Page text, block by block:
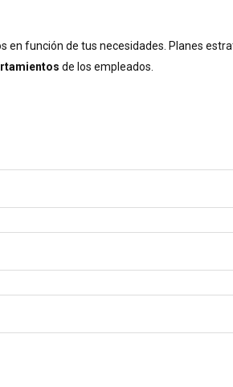
en función de tus necesidades. Planes
de los empleados.